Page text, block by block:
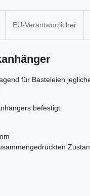
EU-Verantwortlicher
für Basteleien
befestigt.